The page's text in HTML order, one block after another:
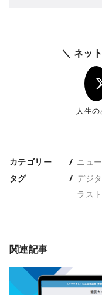
＼ ネッ
人生
カテゴリー
ニュ
タグ
デジ
ラス
関連記事